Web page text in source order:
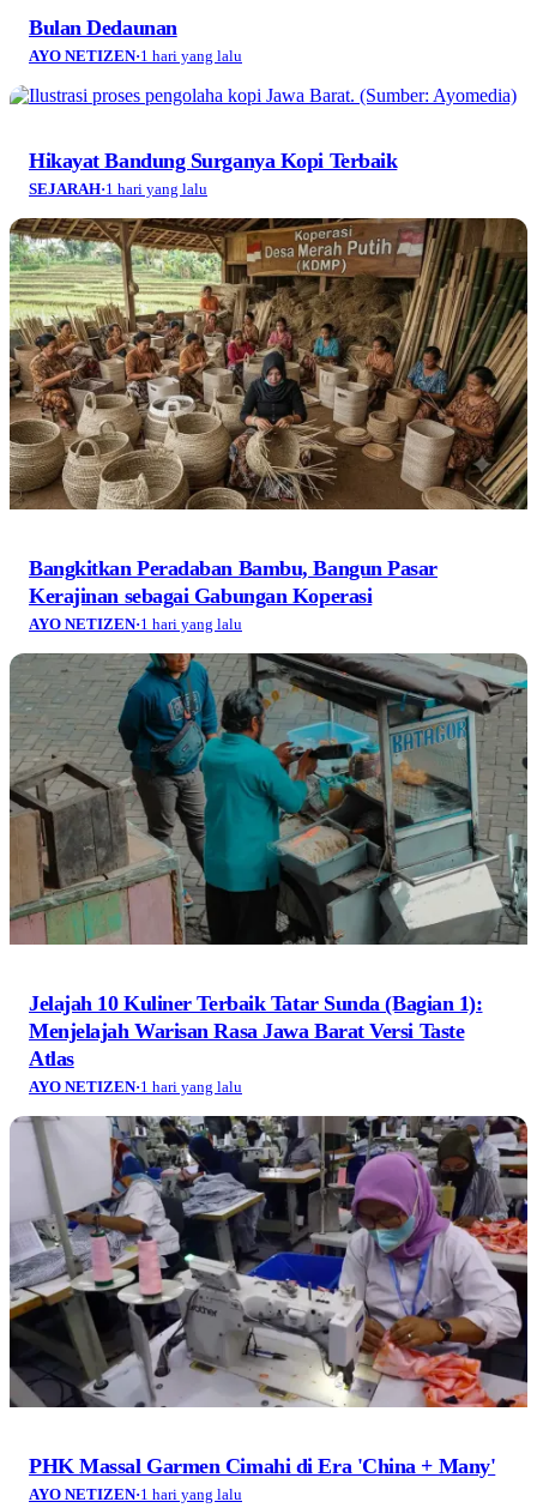
Bulan Dedaunan
AYO NETIZEN·1 hari yang lalu
Hikayat Bandung Surganya Kopi Terbaik
SEJARAH·1 hari yang lalu
Bangkitkan Peradaban Bambu, Bangun Pasar
Kerajinan sebagai Gabungan Koperasi
AYO NETIZEN·1 hari yang lalu
Jelajah 10 Kuliner Terbaik Tatar Sunda (Bagian 1):
Menjelajah Warisan Rasa Jawa Barat Versi Taste
Atlas
AYO NETIZEN·1 hari yang lalu
PHK Massal Garmen Cimahi di Era 'China + Many'
AYO NETIZEN·1 hari yang lalu